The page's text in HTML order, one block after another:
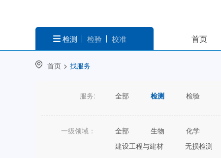
检测 检验 校准 首页
首页 > 找服务
服务: 全部 检测 检验
一级领域： 全部 生物 化学
建设工程与建材
无损检测